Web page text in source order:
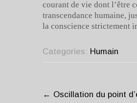
courant de vie dont l’être
transcendance humaine,
la conscience strictement
Categories: Humain
NAVIGATION
← Oscillation du point